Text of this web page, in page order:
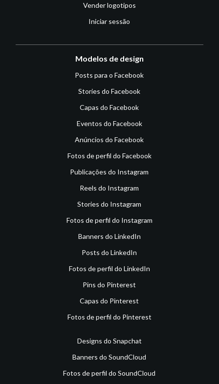
Vender logotipos
Iniciar sessão
Modelos de design
Posts para o Facebook
Stories do Facebook
Capas do Facebook
Eventos do Facebook
Anúncios do Facebook
Fotos de perfil do Facebook
Publicações do Instagram
Reels do Instagram
Stories do Instagram
Fotos de perfil do Instagram
Banners do LinkedIn
Posts do LinkedIn
Fotos de perfil do LinkedIn
Pins do Pinterest
Capas do Pinterest
Fotos de perfil do Pinterest
Designs do Snapchat
Banners do SoundCloud
Fotos de perfil do SoundCloud